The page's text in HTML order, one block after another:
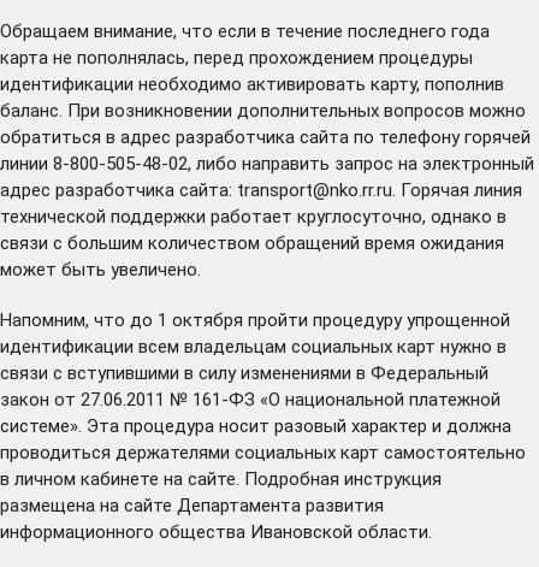
Обращаем внимание, что если в течение последнего года
карта не пополнялась, перед прохождением процедуры
идентификации необходимо активировать карту, пополнив
баланс. При возникновении дополнительных вопросов можно
обратиться в адрес разработчика сайта по телефону горячей
линии 8-800-505-48-02, либо направить запрос на электронный
адрес разработчика сайта: transport@nko.rr.ru . Горячая линия
технической поддержки работает круглосуточно, однако в
связи с большим количеством обращений время ожидания
может быть увеличено.
Напомним, что до 1 октября пройти процедуру упрощенной
идентификации всем владельцам социальных карт нужно в
связи с вступившими в силу изменениями в Федеральный
закон от 27.06.2011 № 161-ФЗ «О национальной платежной
системе». Эта процедура носит разовый характер и должна
проводиться держателями социальных карт самостоятельно
в личном кабинете на сайте . Подробная инструкция
размещена на сайте Департамента развития
информационного общества Ивановской области